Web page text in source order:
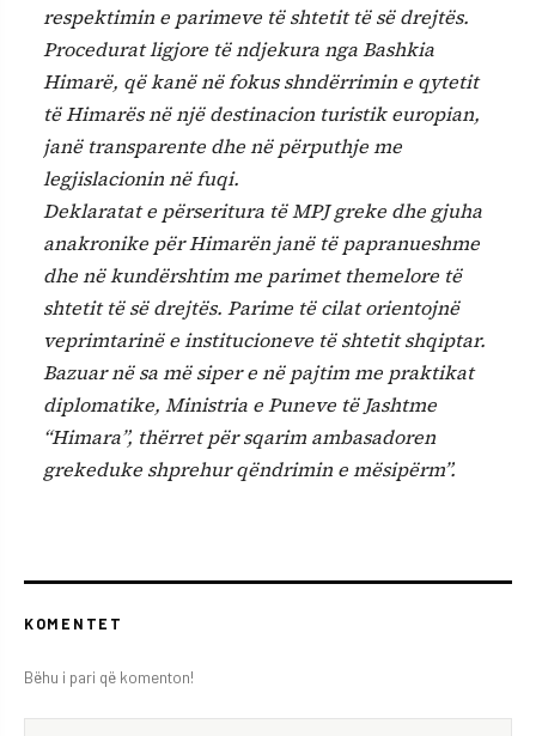
respektimin e parimeve të shtetit të së drejtës.
Procedurat ligjore të ndjekura nga Bashkia
Himarë, që kanë në fokus shndërrimin e qytetit
të Himarës në një destinacion turistik europian,
janë transparente dhe në përputhje me
legjislacionin në fuqi.
Deklaratat e përseritura të MPJ greke dhe gjuha
anakronike për Himarën janë të papranueshme
dhe në kundërshtim me parimet themelore të
shtetit të së drejtës. Parime të cilat orientojnë
veprimtarinë e institucioneve të shtetit shqiptar.
Bazuar në sa më siper e në pajtim me praktikat
diplomatike, Ministria e Puneve të Jashtme
“Himara”, thërret për sqarim ambasadoren
grekeduke shprehur qëndrimin e mësipërm”.
KOMENTET
Bëhu i pari që komenton!